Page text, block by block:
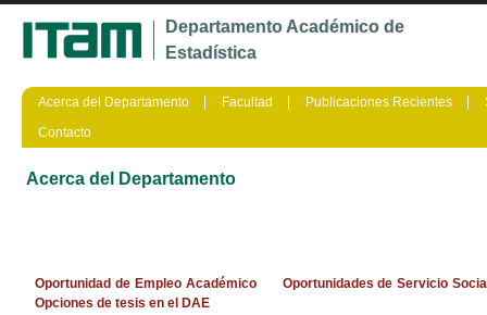
Departamento Académico de
Estadística
Acerca del Departamento Facultad Publicaciones Recientes
Contacto
Acerca del Departamento
Oportunidad de Empleo Académico
Oportunidades de Servicio
Opciones de tesis en el DAE